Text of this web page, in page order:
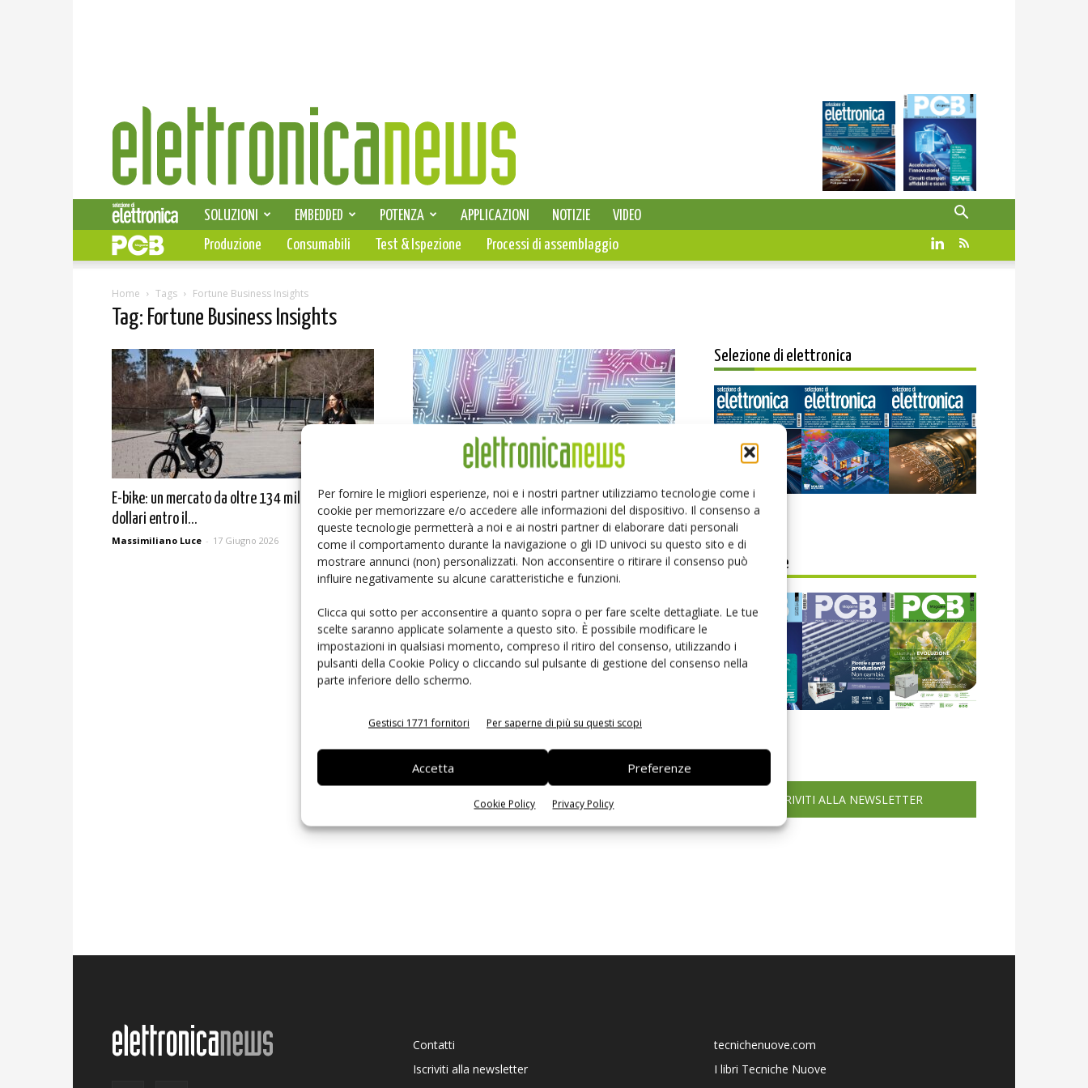
Per fornire le migliori esperienze, noi e i nostri partner utilizziamo tecnologie come i
cookie per memorizzare e/o accedere alle informazioni del dispositivo. Il consenso a
queste tecnologie permetterà a noi e ai nostri partner di elaborare dati personali
come il comportamento durante la navigazione o gli ID univoci su questo sito e di
mostrare annunci (non) personalizzati. Non acconsentire o ritirare il consenso può
influire negativamente su alcune caratteristiche e funzioni.
Clicca qui sotto per acconsentire a quanto sopra o per fare scelte dettagliate. Le tue
scelte saranno applicate solamente a questo sito. È possibile modificare le
impostazioni in qualsiasi momento, compreso il ritiro del consenso, utilizzando i
pulsanti della Cookie Policy o cliccando sul pulsante di gestione del consenso nella
parte inferiore dello schermo.
Gestisci 1771 fornitori Per saperne di più su questi scopi
Accetta Preferenze
Cookie Policy Privacy Policy
Elettronica
News
SELEZIONE DI ELETTRONICA
SOLUZIONI EMBEDDED POTENZA APPLICAZIONI NOTIZIE
VIDEO
PCB
Produzione Consumabili Test & Ispezione Processi di assemblaggio
Home Tags Fortune Business Insights
Tag: Fortune Business Insights
E-bike: un mercato da oltre 134 miliardi di
dollari entro il...
Massimiliano Luce - 17 Giugno 2026
Semiconduttori: boom di apparecchiature di
metrologia e ispezione
Massimiliano Luce - 16 Giugno 2026
Selezione di elettronica
Edicola web
PCB Magazine
ISCRIVITI ALLA NEWSLETTER
Contatti
Iscriviti alla newsletter
tecnichenuove.com
I libri Tecniche Nuove